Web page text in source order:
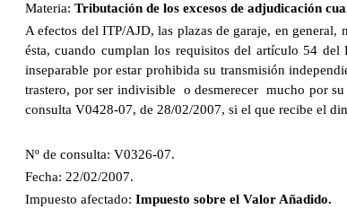
Materia: Tributación de los excesos de adjudicación
A efectos del ITP/AJD, las plazas de garaje, en
ésta, cuando cumplan los requisitos del artículo 54
inseparable por estar prohibida su transmisión
trastero, por ser indivisible o desmerecer mucho por
consulta V0428-07, de 28/02/2007, si el que recibe el
Nº de consulta: V0326-07.
Fecha: 22/02/2007.
Impuesto afectado: Impuesto sobre el Valor Añadido.